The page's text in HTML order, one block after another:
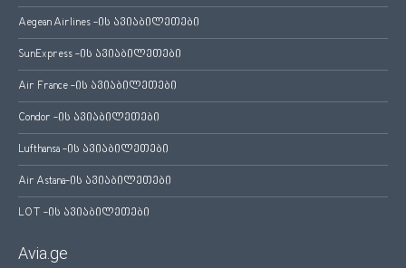
Aegean Airlines -ის ავიაბილეთები
SunExpress -ის ავიაბილეთები
Air France -ის ავიაბილეთები
Condor -ის ავიაბილეთები
Lufthansa -ის ავიაბილეთები
Air Astana-ის ავიაბილეთები
LOT -ის ავიაბილეთები
Avia.ge